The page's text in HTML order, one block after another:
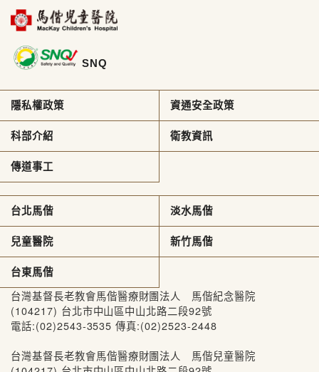
SNQ
隱私權政策 資通安全政策
科部介紹 衛教資訊
傳道事工
台北馬偕 淡水馬偕
兒童醫院 新竹馬偕
台東馬偕
台灣基督長老教會馬偕醫療財團法人 馬偕紀念醫院
(104217) 台北市中山區中山北路二段92號
電話:(02)2543-3535 傳真:(02)2523-2448
台灣基督長老教會馬偕醫療財團法人 馬偕兒童醫院